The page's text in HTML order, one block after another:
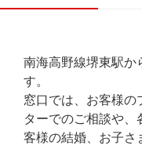
南海高野線堺東駅か
す。
窓口では、お客様の
ターでのご相談や、
客様の結婚、お子さ